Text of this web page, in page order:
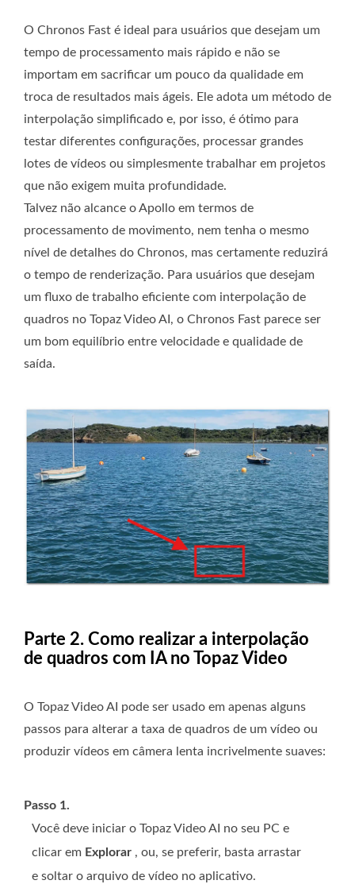
O Chronos Fast é ideal para usuários que desejam um
tempo de processamento mais rápido e não se
importam em sacrificar um pouco da qualidade em
troca de resultados mais ágeis. Ele adota um método de
interpolação simplificado e, por isso, é ótimo para
testar diferentes configurações, processar grandes
lotes de vídeos ou simplesmente trabalhar em projetos
que não exigem muita profundidade.
Talvez não alcance o Apollo em termos de
processamento de movimento, nem tenha o mesmo
nível de detalhes do Chronos, mas certamente reduzirá
o tempo de renderização. Para usuários que desejam
um fluxo de trabalho eficiente com interpolação de
quadros no Topaz Video AI, o Chronos Fast parece ser
um bom equilíbrio entre velocidade e qualidade de
saída.
Parte 2. Como realizar a interpolação
de quadros com IA no Topaz Video
O Topaz Video AI pode ser usado em apenas alguns
passos para alterar a taxa de quadros de um vídeo ou
produzir vídeos em câmera lenta incrivelmente suaves:
Passo 1.
Você deve iniciar o Topaz Video AI no seu PC e
clicar em Explorar , ou, se preferir, basta arrastar
e soltar o arquivo de vídeo no aplicativo.